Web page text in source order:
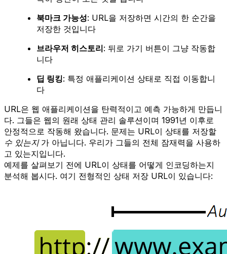
북마크 가능성: URL을 저장하면 시간의 한 순간을
저장한 것입니다
브라우저 히스토리: 뒤로 가기 버튼이 그냥 작동합
니다
딥 링킹: 특정 애플리케이션 상태로 직접 이동합니
다
URL은 웹 애플리케이션을 탄력적이고 예측 가능하게 만듭니
다. 그들은 웹의 원래 상태 관리 솔루션이며 1991년 이후로
안정적으로 작동해 왔습니다. 문제는 URL이 상태를 저장할
수 있는지 가 아닙니다. 우리가 그들의 전체 잠재력을 사용하
고 있는지입니다.
예제를 살펴보기 전에 URL이 상태를 어떻게 인코딩하는지
분석해 봅시다. 여기 전형적인 상태 저장 URL이 있습니다: